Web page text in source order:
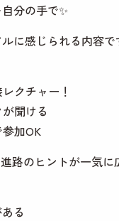
分の手で✨
に感じられる内容
クチャー！
が聞ける
加OK
路のヒントが一気に
る